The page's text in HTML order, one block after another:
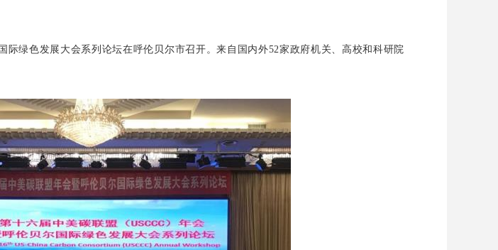
际绿色发展大会系列论坛在呼伦贝尔市召开。来自国内外52家政府机关、高校和科研院